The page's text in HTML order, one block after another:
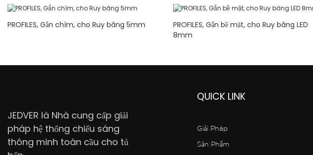
PROFILES, Gắn chìm, cho Ruy băng 5mm
PROFILES, Gắn bề mặt, cho Ruy băng LED
8mm
JEDVER là Nhà cung cấp giải
pháp hệ thống chiếu sáng
thông minh toàn cầu cho tủ
QUICK LINK
Giải Pháp
Sản Phẩm